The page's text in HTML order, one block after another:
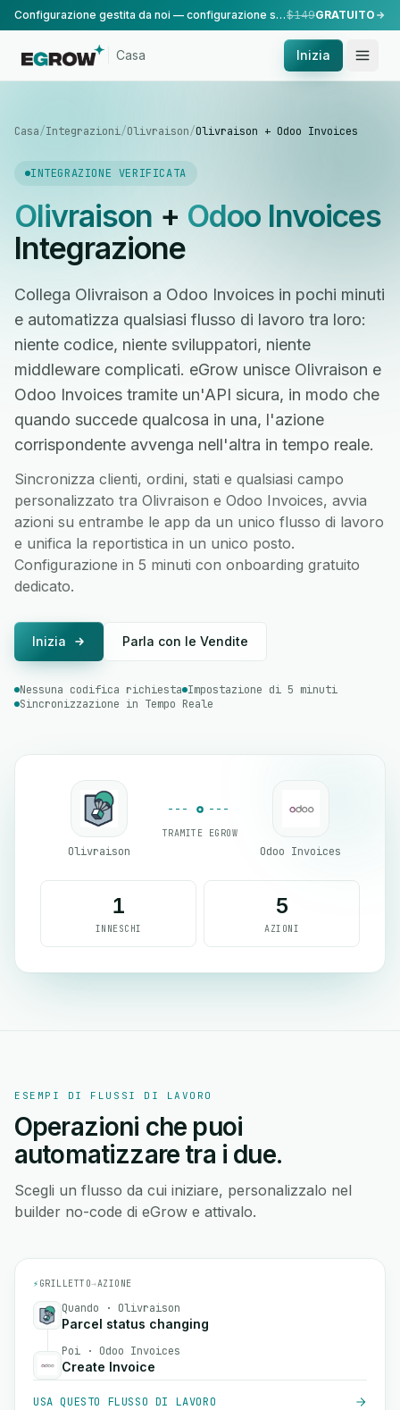
Configurazione gestita da noi — configurazione standard, eseguita dal nostro team.$149GRATUITO
Casa Inizia
Casa/Integrazioni/Olivraison/Olivraison + Odoo Invoices
INTEGRAZIONE VERIFICATA
Olivraison + Odoo Invoices
Integrazione
Collega Olivraison a Odoo Invoices in pochi minuti
e automatizza qualsiasi flusso di lavoro tra loro:
niente codice, niente sviluppatori, niente
middleware complicati. eGrow unisce Olivraison e
Odoo Invoices tramite un'API sicura, in modo che
quando succede qualcosa in una, l'azione
corrispondente avvenga nell'altra in tempo reale.
Sincronizza clienti, ordini, stati e qualsiasi campo
personalizzato tra Olivraison e Odoo Invoices, avvia
azioni su entrambe le app da un unico flusso di lavoro
e unifica la reportistica in un unico posto.
Configurazione in 5 minuti con onboarding gratuito
dedicato.
Inizia Parla con le Vendite
Nessuna codifica richiesta Impostazione di 5 minuti
Sincronizzazione in Tempo Reale
Olivraison
TRAMITE EGROW
Odoo Invoices
1
INNESCHI
5
AZIONI
ESEMPI DI FLUSSI DI LAVORO
Operazioni che puoi
automatizzare tra i due.
Scegli un flusso da cui iniziare, personalizzalo nel
builder no-code di eGrow e attivalo.
⚡ GRILLETTO→AZIONE
Quando · Olivraison
Parcel status changing
Poi · Odoo Invoices
Create Invoice
USA QUESTO FLUSSO DI LAVORO